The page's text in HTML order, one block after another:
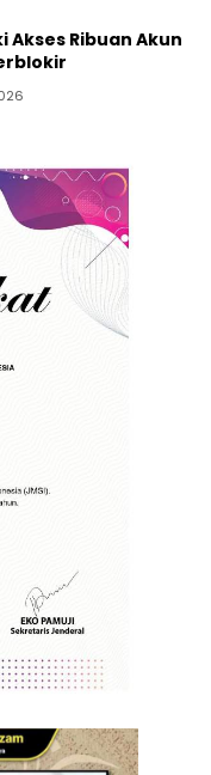
Akses Ribuan Akun